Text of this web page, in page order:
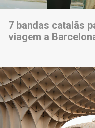
7 bandas catalãs
viagem a